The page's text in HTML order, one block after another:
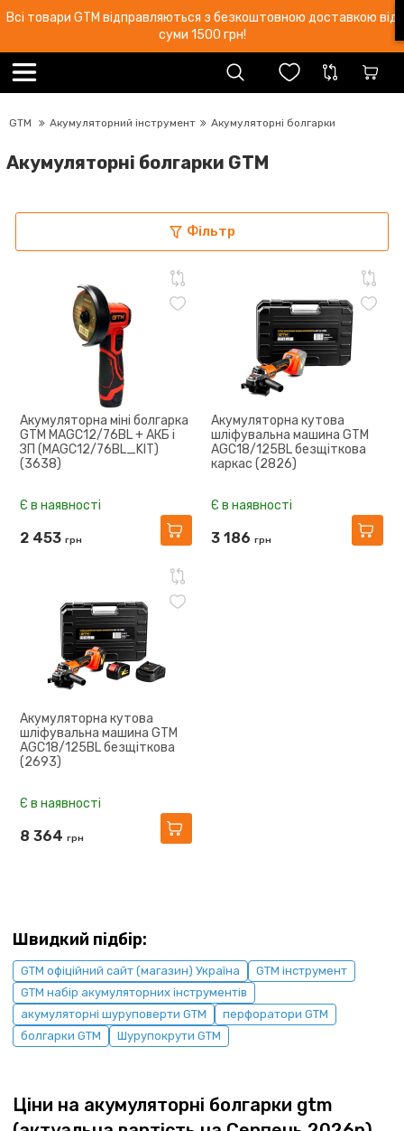
Всі товари GTM відправляються з безкоштовною доставкою від
суми 1500 грн!
GTM Акумуляторний інструмент Акумуляторні болгарки
Акумуляторні болгарки GTM
Фільтр
Акумуляторна міні болгарка
GTM MAGC12/76BL + АКБ і
ЗП (MAGC12/76BL_KIT)
(3638)
Є в наявності
2 453 грн
Акумуляторна кутова
шліфувальна машина GTM
AGC18/125BL безщіткова
каркас (2826)
Є в наявності
3 186 грн
Акумуляторна кутова
шліфувальна машина GTM
AGC18/125BL безщіткова
(2693)
Є в наявності
8 364 грн
Швидкий підбір:
GTM офіційний сайт (магазин) Україна
GTM інструмент
GTM набір акумуляторних інструментів
акумуляторні шуруповерти GTM
перфоратори GTM
болгарки GTM
Шурупокрути GTM
Ціни на акумуляторні болгарки gtm